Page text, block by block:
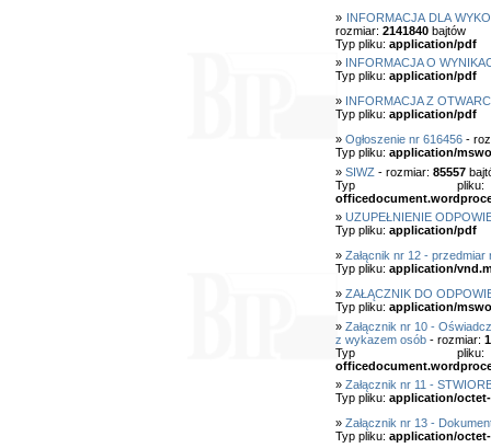
» INFORMACJA DLA
rozmiar: 2141840bajtów
Typ pliku: application/pdf
» INFORMACJA O
Typ pliku: application/pdf
» INFORMACJA Z
Typ pliku: application/pdf
» Ogłoszenie nr 616456-
Typ pliku: application/
» SIWZ - rozmiar: 85557
Typ
» UZUPEŁNIENIE
Typ pliku: application/pdf
» Załącnik nr 12 - przedmiar
Typ pliku: application/
» ZAŁĄCZNIK DO
Typ pliku: application/
» Załącznik nr 10 -
z wykazem osób- rozmiar:
Typ
» Załącznik nr 11 -
Typ pliku: application/
» Załącznik nr 13 -
Typ pliku: application/